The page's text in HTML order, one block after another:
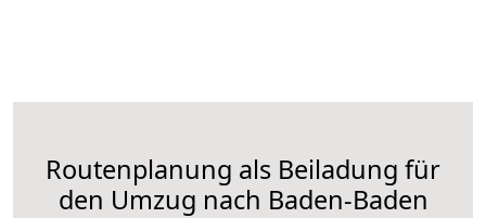
Routenplanung als Beiladung für
den Umzug nach Baden-Baden